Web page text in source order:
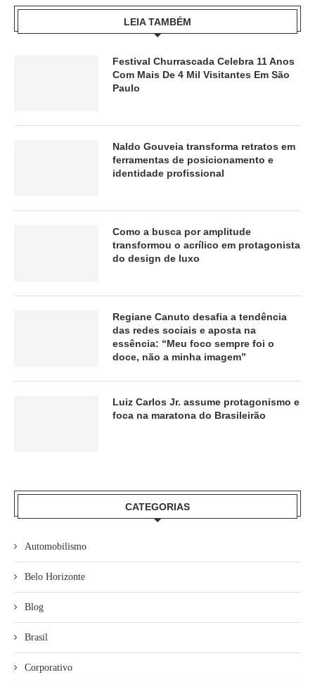
LEIA TAMBÉM
Festival Churrascada Celebra 11 Anos
Com Mais De 4 Mil Visitantes Em São
Paulo
Naldo Gouveia transforma retratos em
ferramentas de posicionamento e
identidade profissional
Como a busca por amplitude
transformou o acrílico em protagonista
do design de luxo
Regiane Canuto desafia a tendência
das redes sociais e aposta na
essência: “Meu foco sempre foi o
doce, não a minha imagem”
Luiz Carlos Jr. assume protagonismo e
foca na maratona do Brasileirão
CATEGORIAS
Automobilismo
Belo Horizonte
Blog
Brasil
Corporativo